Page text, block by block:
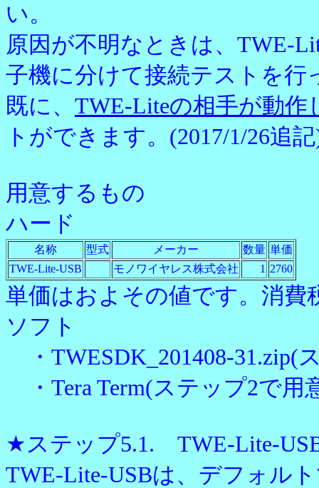
い。
原因が不明なときは、TWE-
子機に分けて接続テストを行
既に、 TWE-Liteの相手が動作
トができます。(2017/1/26追
用意するもの
ハード
名称 型式 メーカー 数量 単価
TWE-Lite-USB
モノワイヤレス株式会社 1 2760
単価はおよその値です。消
ソフト
・TWESDK_201408-31.zip(
・Tera Term(ステップ2で用
★ステップ5.1. TWE-Lite-
TWE-Lite-USBは、デフォル